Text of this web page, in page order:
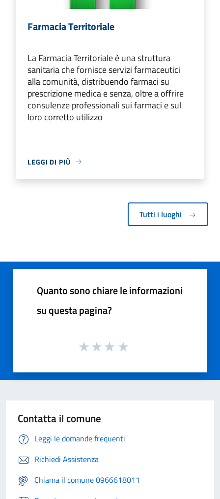
Farmacia Territoriale
La Farmacia Territoriale è una struttura
sanitaria che fornisce servizi farmaceutici
alla comunità, distribuendo farmaci su
prescrizione medica e senza, oltre a offrire
consulenze professionali sui farmaci e sul
loro corretto utilizzo
LEGGI DI PIÙ
Tutti i luoghi
Quanto sono chiare le informazioni
su questa pagina?
Contatta il comune
Leggi le domande frequenti
Richiedi Assistenza
Chiama il comune 0966618011